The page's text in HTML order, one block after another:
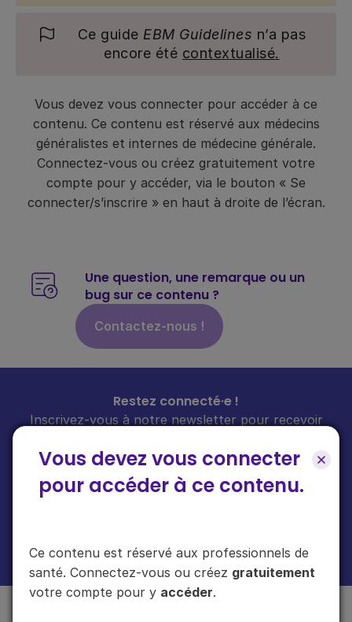
Vous devez vous connecter
pour accéder à ce contenu.
Ce contenu est réservé aux professionnels de
santé. Connectez-vous ou créez gratuitement
votre compte pour y accéder.
Ce guide EBM Guidelines n’a pas
encore été contextualisé.
Vous devez vous connecter pour accéder à ce
contenu. Ce contenu est réservé aux médecins
généralistes et internes de médecine générale.
Connectez-vous ou créez gratuitement votre
compte pour y accéder, via le bouton « Se
connecter/s’inscrire » en haut à droite de l’écran.
Une question, une remarque ou un
bug sur ce contenu ?
Contactez-nous !
Restez connecté·e !
Inscrivez-vous à notre newsletter pour recevoir
votre boîte mail.
Plus d'informations sur l'usage de vos donnéesici.